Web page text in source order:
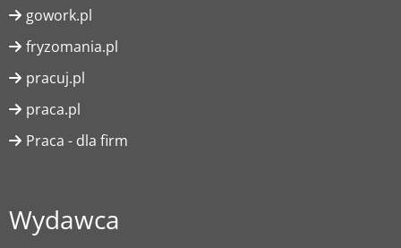
gowork.pl
fryzomania.pl
pracuj.pl
praca.pl
Praca - dla firm
Wydawca